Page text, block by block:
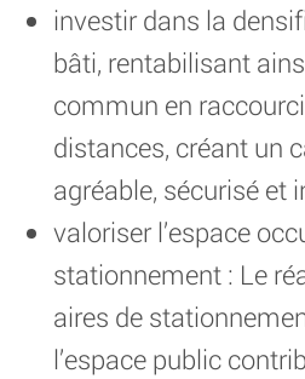
investir dans la
bâti, rentabilisant
commun en
distances, créant un
agréable, sécurisé et
valoriser l’espace
stationnement : Le
aires de
l’espace public